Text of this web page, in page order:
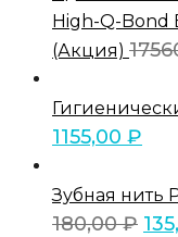
High-Q-Bond
(Акция)
1155,00 ₽
Зубная нить
180,00₽